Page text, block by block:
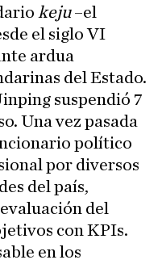
keju–el
el siglo VI
ardua
del Estado.
suspendió 7
Una vez pasada
político
por diversos
del país,
del
con KPIs.
en los